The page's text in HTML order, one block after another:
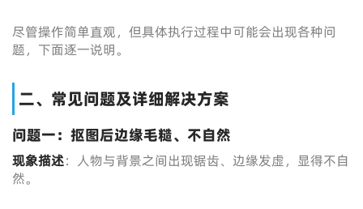
尽管操作简单直观，但具体执行过程中可能会出现各种问
题，下面逐一说明。
二、常见问题及详细解决方案
问题一：抠图后边缘毛糙、不自然
现象描述：人物与背景之间出现锯齿、边缘发虚，显得不自
然。